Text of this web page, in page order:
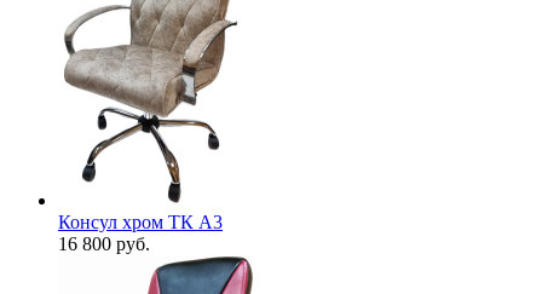
Консул хром ТК А3
16 800 руб.